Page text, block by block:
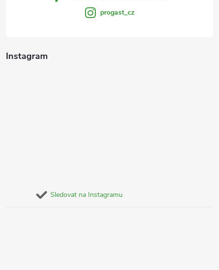
progast_cz
Instagram
Sledovat na Instagramu